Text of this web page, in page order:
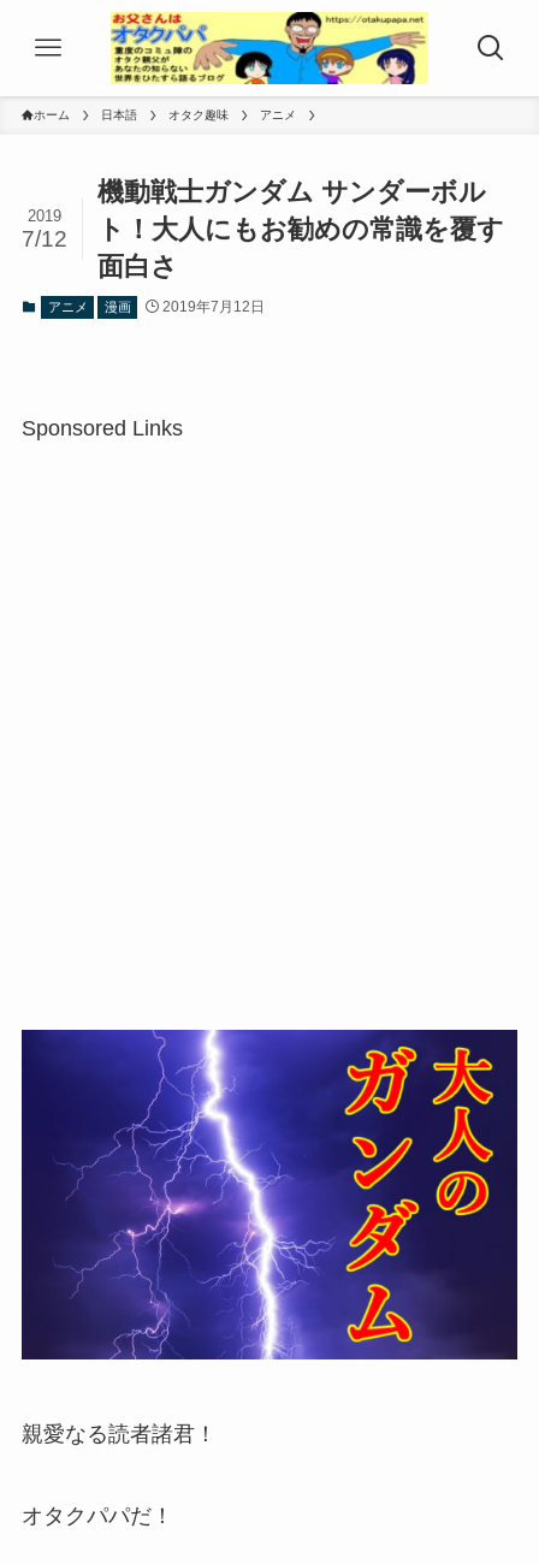
ホーム 日本語 オタク趣味 アニメ
機動戦士ガンダム サンダーボル
ト！大人にもお勧めの常識を覆す
面白さ
2019
7/12
アニメ 漫画 2019年7月12日
Sponsored Links
親愛なる読者諸君！
オタクパパだ！